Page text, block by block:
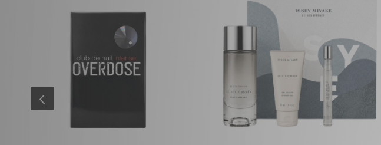
‹